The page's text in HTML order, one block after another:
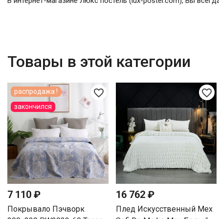
Товары в этой категории
favorite_border
7 110 ₽
Покрывало Пэчворк
распродажа !
закончился
favorite_border
16 762 ₽
Плед Искусственный Мех